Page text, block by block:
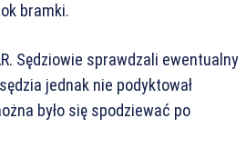
bramki.
Sędziowie sprawdzali ewentualny
jednak nie podyktował
było się spodziewać po